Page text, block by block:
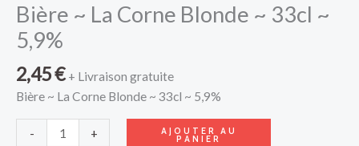
Bière ~ La Corne Blonde ~ 33cl ~
5,9%
2,45€ + Livraison gratuite
Bière ~ La Corne Blonde ~ 33cl ~ 5,9%
- + AJOUTER AU
PANIER